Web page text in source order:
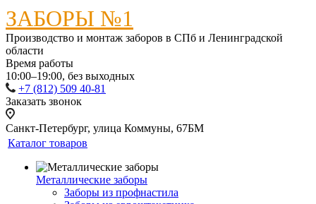
ЗАБОРЫ №1
Производство и монтаж заборов в СПб и Ленинградской
области
Время работы
10:00–19:00, без выходных
+7 (812) 509 40-81
Заказать звонок
Санкт-Петербург, улица Коммуны, 67БМ
Каталог товаров
Металлические заборы
Заборы из профнастила